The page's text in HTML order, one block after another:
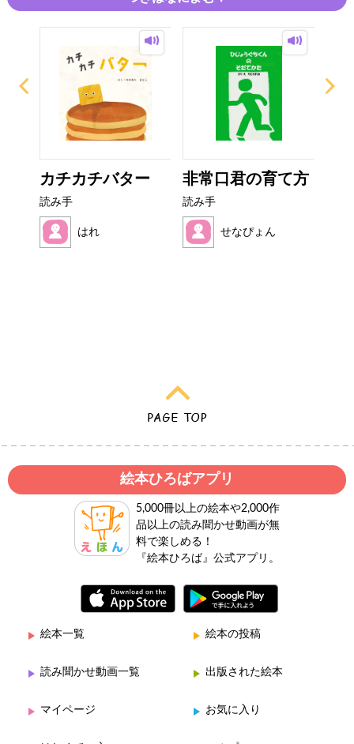
カチカチバター
読み手
はれ
非常口君の育て方
読み手
せなぴょん
絵本ひろばアプリ
5,000冊以上の絵本や2,000作
品以上の読み聞かせ動画が無
料で楽しめる！
『絵本ひろば』公式アプリ。
絵本一覧 絵本の投稿
読み聞かせ動画一覧 出版された絵本
マイページ お気に入り